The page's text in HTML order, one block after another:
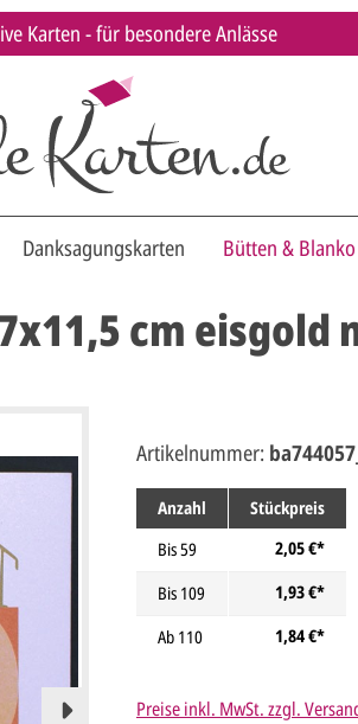
Karten - für besondere Anlässe
Danksagungskarten Bütten & Blanko
cm eisgold
Anzahl
Stückpreis
Bis59
2,05 €*
Bis 109
1,93 €*
Ab 110 1,84 €*
Preise inkl. MwSt. zzgl.
Artikelnummer: